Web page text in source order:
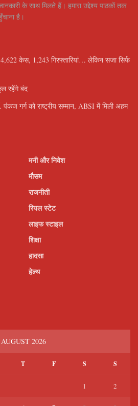
के साथ मिलते हैं। हमारा उद्देश्य पाठकों तक
है।
केस, 1,243 गिरफ्तारियां… लेकिन सजा सिर्फ
रहेंगे बंद
गर्ग को राष्ट्रीय सम्मान, ABSI में मिली अहम
मनी और निवेश
मौसम
राजनीती
रियल स्टेट
लाइफ स्टाइल
शिक्षा
हादसा
हेल्थ
AUGUST 2026
T F S S
1 2